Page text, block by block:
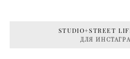
STUDIO+STREET
ДЛЯ